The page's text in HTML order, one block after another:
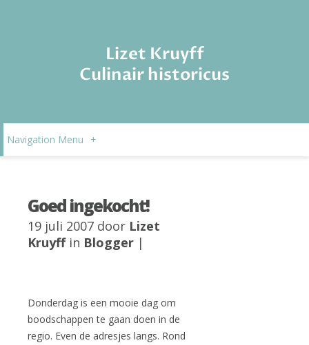
Lizet Kruyff
Culinair historicus
Navigation Menu +
Goed ingekocht!
19 juli 2007 door Lizet
Kruyffin Blogger |
Donderdag is een mooie dag om
boodschappen te gaan doen in de
regio. Even de adresjes langs. Rond